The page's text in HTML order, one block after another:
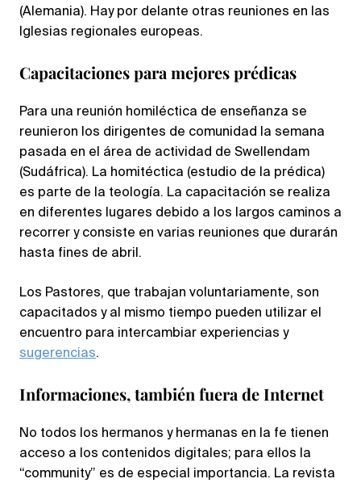
(Alemania). Hay por delante otras reuniones en las
Iglesias regionales europeas.
Capacitaciones para mejores prédicas
Para una reunión homiléctica de enseñanza se
reunieron los dirigentes de comunidad la semana
pasada en el área de actividad de Swellendam
(Sudáfrica). La homitéctica (estudio de la prédica)
es parte de la teología. La capacitación se realiza
en diferentes lugares debido a los largos caminos a
recorrer y consiste en varias reuniones que durarán
hasta fines de abril.
Los Pastores, que trabajan voluntariamente, son
capacitados y al mismo tiempo pueden utilizar el
encuentro para intercambiar experiencias y
sugerencias.
Informaciones, también fuera de Internet
No todos los hermanos y hermanas en la fe tienen
acceso a los contenidos digitales; para ellos la
“community” es de especial importancia. La revista